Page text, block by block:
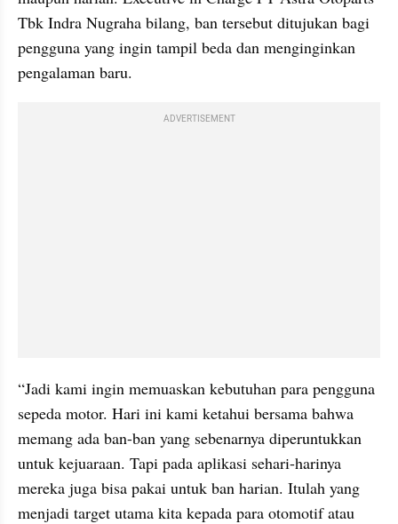
Tbk Indra Nugraha bilang, ban tersebut ditujukan bagi
pengguna yang ingin tampil beda dan menginginkan
pengalaman baru.
ADVERTISEMENT
“Jadi kami ingin memuaskan kebutuhan para pengguna
sepeda motor. Hari ini kami ketahui bersama bahwa
memang ada ban-ban yang sebenarnya diperuntukkan
untuk kejuaraan. Tapi pada aplikasi sehari-harinya
mereka juga bisa pakai untuk ban harian. Itulah yang
menjadi target utama kita kepada para otomotif atau